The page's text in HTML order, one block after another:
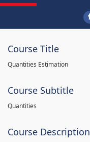
Course Title
Quantities Estimation
Course Subtitle
Quantities
Course Description